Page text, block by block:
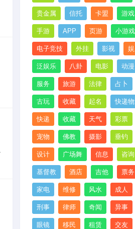
贵金属 信托 卡盟 游戏
手游 APP 页游 小游戏
电子竞技 外挂 影视
泛娱乐 八卦 电影 动漫
服务 旅游 法律 占卜
古玩 收藏 起名 快递
快递 收藏 天气 彩票
宠物 佛教 摄影 垂钓
设计 广场舞 信息 咨询
基督教 酒店 吉他 票务
家电 维修 风水 成人
刑事 律师 奇闻 异事
眼镜 移民 租赁 交友